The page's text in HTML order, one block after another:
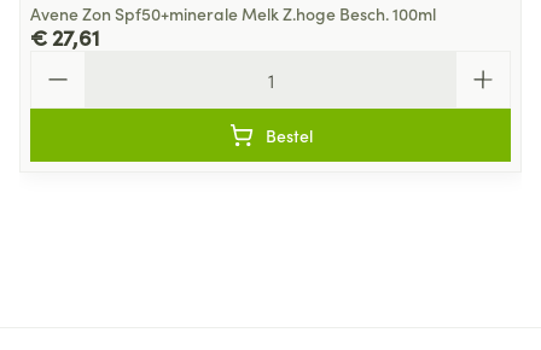
Avene Zon Spf50+minerale Melk Z.hoge Besch. 100ml
€ 27,61
Bestel